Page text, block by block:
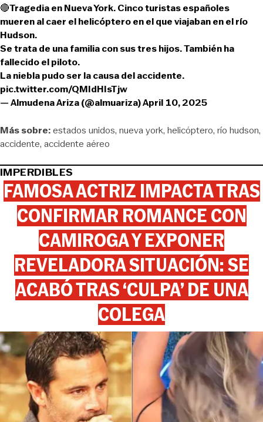
🔴Tragedia en Nueva York. Cinco turistas españoles
mueren al caer el helicóptero en el que viajaban en el río
Hudson.
Se trata de una familia con sus tres hijos. También ha
fallecido el piloto.
La niebla pudo ser la causa del accidente.
pic.twitter.com/QMIdHIsTjw
— Almudena Ariza (@almuariza)April 10, 2025
Más sobre:estados unidos nueva york helicóptero río hudson
accidente accidente aéreo
IMPERDIBLES
FAMOSA ACTRIZ IMPACTA TRAS
CONFIRMAR ROMANCE CON
CAMIROGA Y EXPONER
REVELADORA SITUACIÓN: SE
ACABÓ TRAS ‘CULPA’ DE UNA
COLEGA